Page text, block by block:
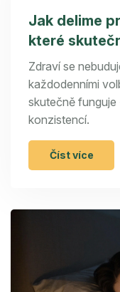
Jak delime
které
Zdraví se
každodenními
skutečně funguje
konzistencí.
Číst více